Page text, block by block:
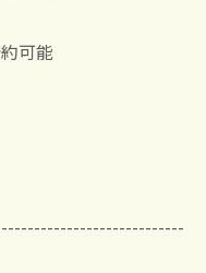
可能